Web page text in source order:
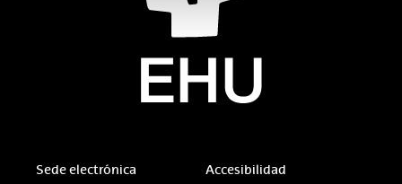
Sede electrónica Accesibilidad